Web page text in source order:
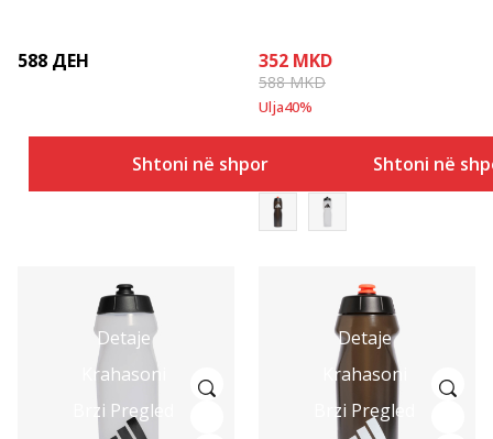
588 ДЕН
Shtoni në shportë
352 MKD
588MKD
Ulja40%
Shtoni në
Detaje
Krahasoni
Brzi Pregled
Detaje
Krahasoni
Brzi Pregled